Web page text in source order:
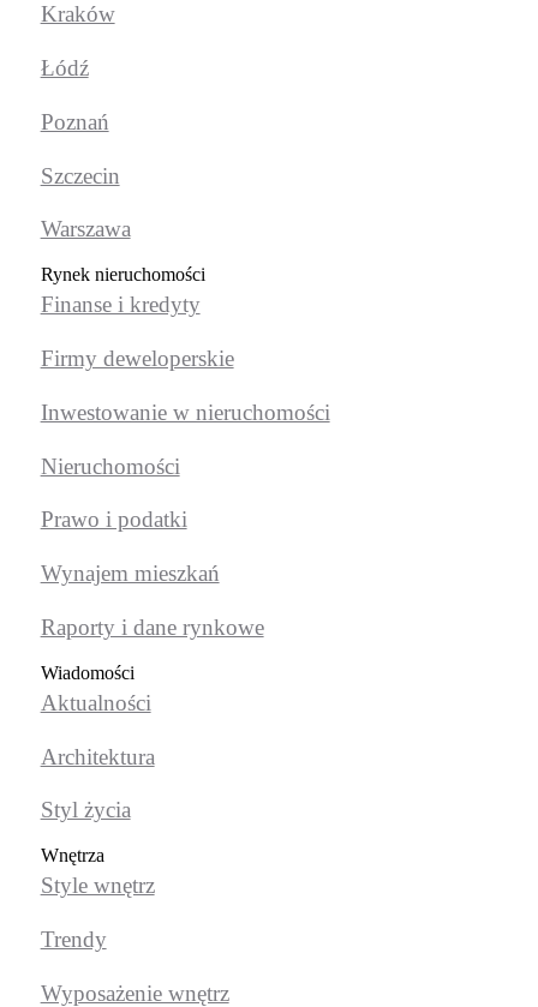
Kraków
Łódź
Poznań
Szczecin
Warszawa
Rynek nieruchomości
Finanse i kredyty
Firmy deweloperskie
Inwestowanie w nieruchomości
Nieruchomości
Prawo i podatki
Wynajem mieszkań
Raporty i dane rynkowe
Wiadomości
Aktualności
Architektura
Styl życia
Wnętrza
Style wnętrz
Trendy
Wyposażenie wnętrz